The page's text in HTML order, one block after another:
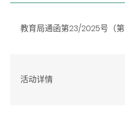
教育局通函第23/2025号（第
活动详情